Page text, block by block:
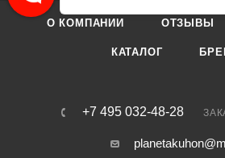
О КОМПАНИИ ОТЗЫВЫ
КАТАЛОГ
+7 495 032-48-28